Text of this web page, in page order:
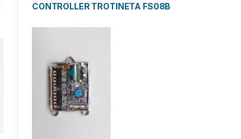
CONTROLLER TROTINETA FS08B